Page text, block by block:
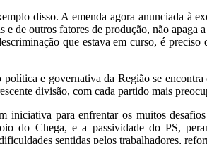
disso. A emenda agora anunciada à
de outros fatores de produção, não
que estava em curso, é
e governativa da Região se
divisão, com cada partido mais
para enfrentar os muitos
do Chega, e a passividade do PS,
sentidas pelos trabalhadores,